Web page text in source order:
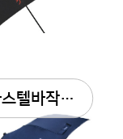
# 까스텔바작 2단자동우산